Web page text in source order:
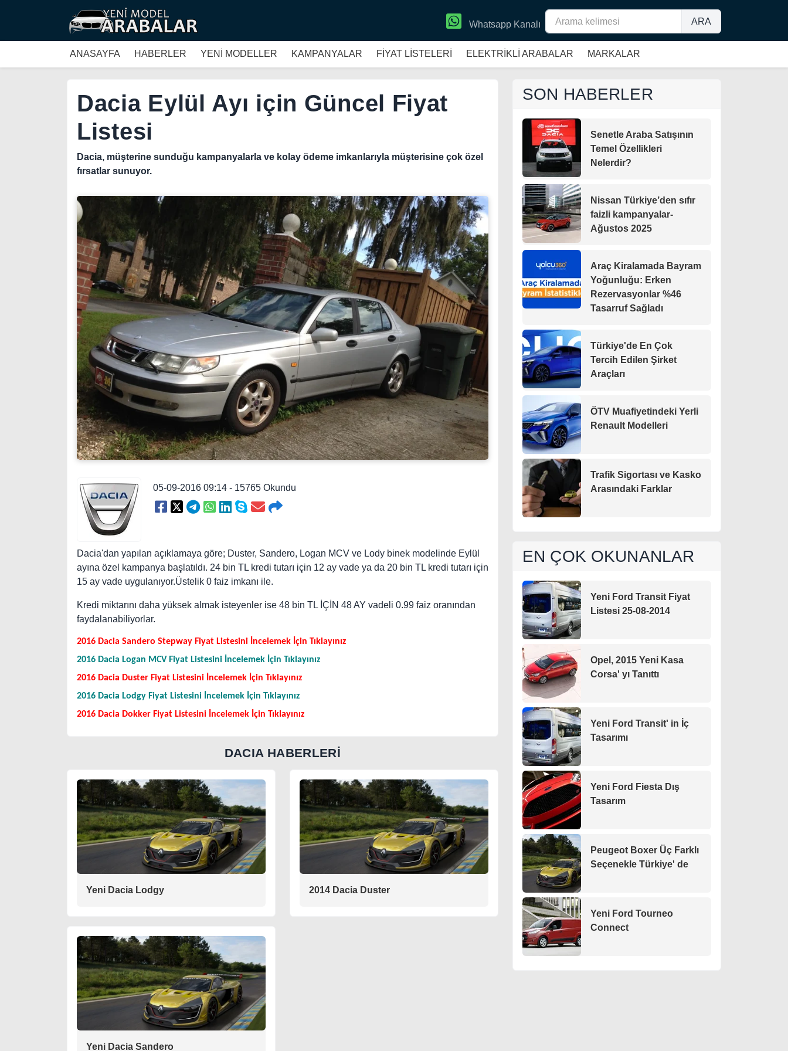
ARA
Whatsapp Kanalı
ANASAYFA HABERLER YENİ MODELLER KAMPANYALAR FİYAT LİSTELERİ ELEKTRİKLİ ARABALAR MARKALAR
Dacia Eylül Ayı için Güncel Fiyat
Listesi
Dacia, müşterine sunduğu kampanyalarla ve kolay ödeme imkanlarıyla müşterisine çok özel
fırsatlar sunuyor.
05-09-2016 09:14 - 15765 Okundu
Dacia'dan yapılan açıklamaya göre; Duster, Sandero, Logan MCV ve Lody binek modelinde Eylül
ayına özel kampanya başlatıldı. 24 bin TL kredi tutarı için 12 ay vade ya da 20 bin TL kredi tutarı için
15 ay vade uygulanıyor.Üstelik 0 faiz imkanı ile.
Kredi miktarını daha yüksek almak isteyenler ise 48 bin TL İÇİN 48 AY vadeli 0.99 faiz oranından
faydalanabiliyorlar.
2016 Dacia Sandero Stepway Fiyat Listesini İncelemek İçin Tıklayınız
2016 Dacia Logan MCV Fiyat Listesini İncelemek İçin Tıklayınız
2016 Dacia Duster Fiyat Listesini İncelemek İçin Tıklayınız
2016 Dacia Lodgy Fiyat Listesini İncelemek İçin Tıklayınız
2016 Dacia Dokker Fiyat Listesini İncelemek İçin Tıklayınız
DACIA HABERLERİ
Yeni Dacia Lodgy 2014 Dacia Duster
Yeni Dacia Sandero
SON HABERLER
Senetle Araba Satışının
Temel Özellikleri
Nelerdir?
Nissan Türkiye’den sıfır
faizli kampanyalar-
Ağustos 2025
Araç Kiralamada Bayram
Yoğunluğu: Erken
Rezervasyonlar %46
Tasarruf Sağladı
Türkiye'de En Çok
Tercih Edilen Şirket
Araçları
ÖTV Muafiyetindeki Yerli
Renault Modelleri
Trafik Sigortası ve Kasko
Arasındaki Farklar
EN ÇOK OKUNANLAR
Yeni Ford Transit Fiyat
Listesi 25-08-2014
Opel, 2015 Yeni Kasa
Corsa' yı Tanıttı
Yeni Ford Transit' in İç
Tasarımı
Yeni Ford Fiesta Dış
Tasarım
Peugeot Boxer Üç Farklı
Seçenekle Türkiye' de
Yeni Ford Tourneo
Connect